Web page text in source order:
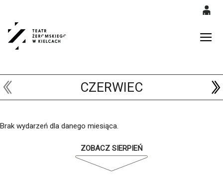
0,00
CZERWIEC
Brak wydarzeń dla danego miesiąca.
ZOBACZ SIERPIEŃ